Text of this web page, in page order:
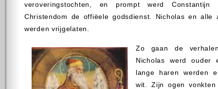
veroveringstochten, en prompt werd
Christendom de offiëele godsdienst. Nicholas en alle
werden vrijgelaten.
Zo gaan de
Nicholas werd
lange haren werden
wit. Zijn ogen